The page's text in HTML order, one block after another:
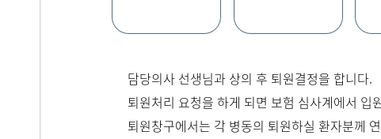
담당의사 선생님과 상의 후 퇴원결정을 합니다.
퇴원처리 요청을 하게 되면 보험 심사계에서
퇴원창구에서는 각 병동의 퇴원하실 환자분께